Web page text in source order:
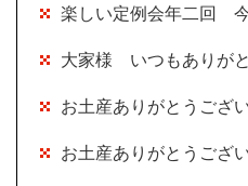
楽しい定例会年二回
大家様 いつもありが
お土産ありがとうござ
お土産ありがとうござ